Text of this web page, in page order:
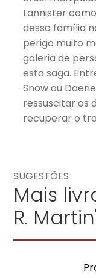
Lannister
dessa família
perigo muito
galeria de
esta saga.
Snow ou
ressuscitar os
recuperar o
SUGESTÕES
Mais
R.